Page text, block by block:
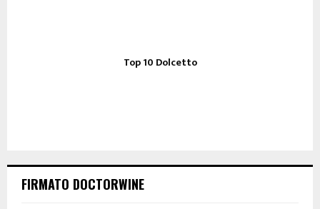
Top 10 Dolcetto
FIRMATO DOCTORWINE